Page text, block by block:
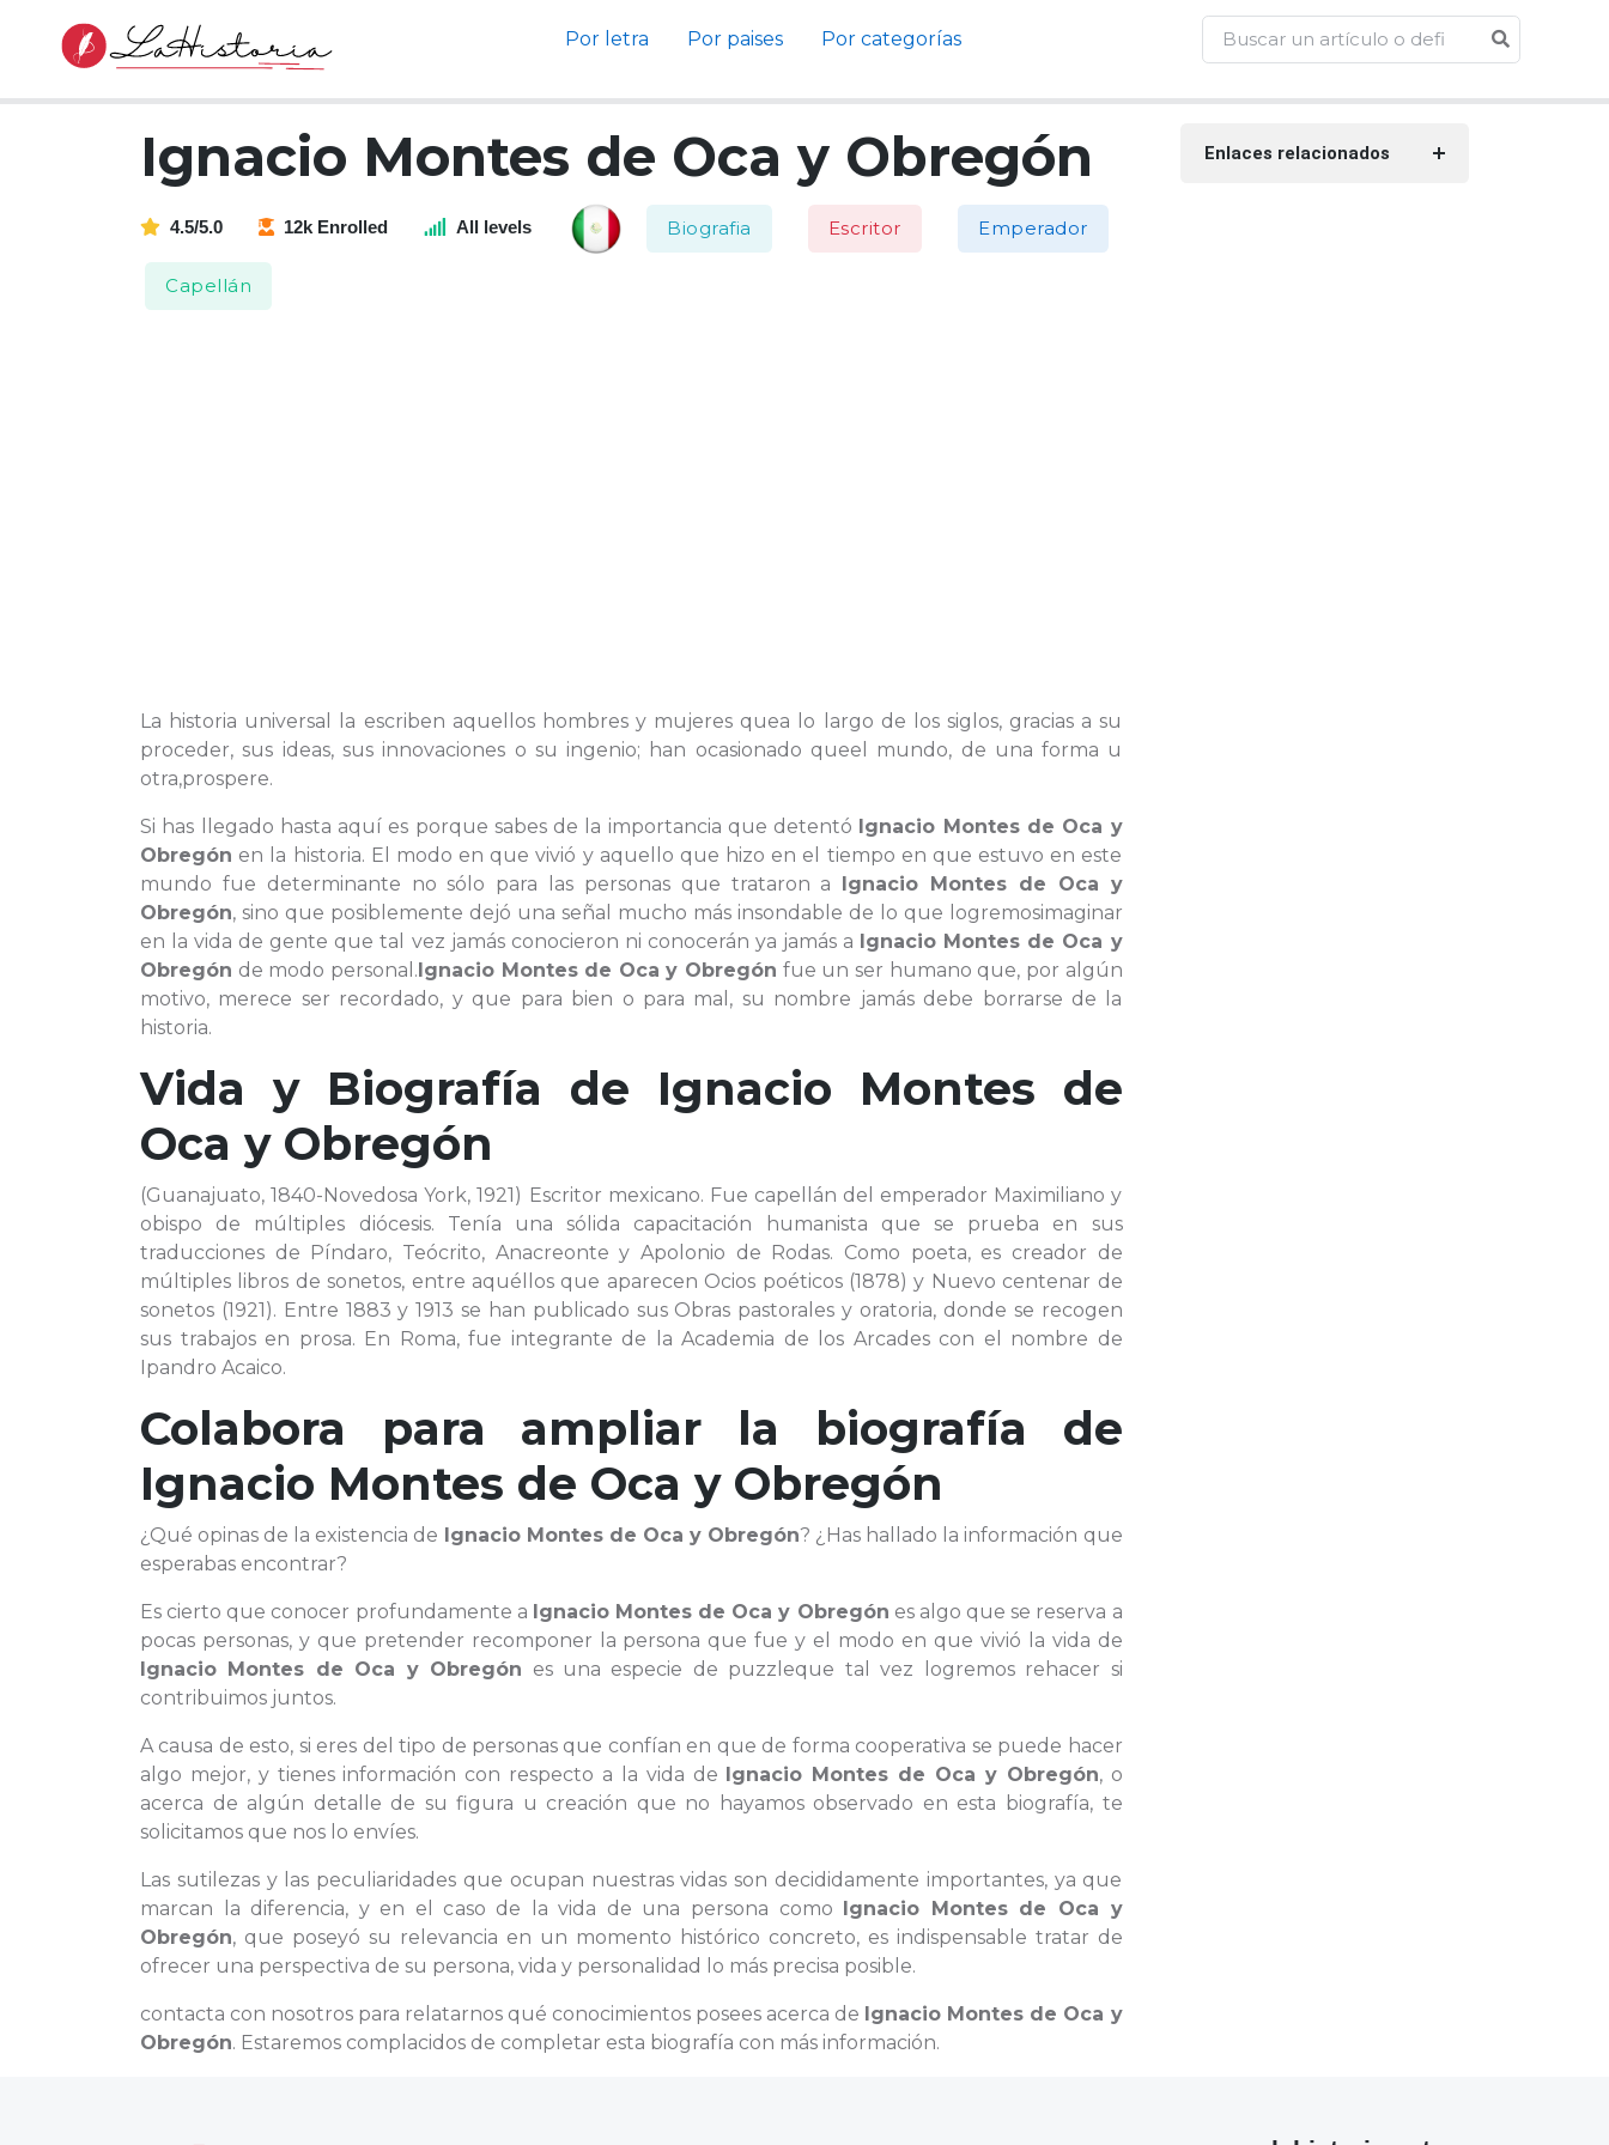
Por letra Por paises Por categorías
Ignacio Montes de Oca y Obregón
4.5/5.0 12k Enrolled All levels Biografia Escritor Emperador
Capellán
La historia universal la escriben aquellos hombres y mujeres quea lo largo de los siglos, gracias a su
proceder, sus ideas, sus innovaciones o su ingenio; han ocasionado queel mundo, de una forma u
otra,prospere.
Si has llegado hasta aquí es porque sabes de la importancia que detentó Ignacio Montes de Oca y
Obregón en la historia. El modo en que vivió y aquello que hizo en el tiempo en que estuvo en este
mundo fue determinante no sólo para las personas que trataron a Ignacio Montes de Oca y
Obregón, sino que posiblemente dejó una señal mucho más insondable de lo que logremosimaginar
en la vida de gente que tal vez jamás conocieron ni conocerán ya jamás a Ignacio Montes de Oca y
Obregón de modo personal.Ignacio Montes de Oca y Obregón fue un ser humano que, por algún
motivo, merece ser recordado, y que para bien o para mal, su nombre jamás debe borrarse de la
historia.
Vida y Biografía de Ignacio Montes de
Oca y Obregón
(Guanajuato, 1840-Novedosa York, 1921) Escritor mexicano. Fue capellán del emperador Maximiliano y
obispo de múltiples diócesis. Tenía una sólida capacitación humanista que se prueba en sus
traducciones de Píndaro, Teócrito, Anacreonte y Apolonio de Rodas. Como poeta, es creador de
múltiples libros de sonetos, entre aquéllos que aparecen Ocios poéticos (1878) y Nuevo centenar de
sonetos (1921). Entre 1883 y 1913 se han publicado sus Obras pastorales y oratoria, donde se recogen
sus trabajos en prosa. En Roma, fue integrante de la Academia de los Arcades con el nombre de
Ipandro Acaico.
Colabora para ampliar la biografía de
Ignacio Montes de Oca y Obregón
¿Qué opinas de la existencia de Ignacio Montes de Oca y Obregón? ¿Has hallado la información que
esperabas encontrar?
Es cierto que conocer profundamente a Ignacio Montes de Oca y Obregón es algo que se reserva a
pocas personas, y que pretender recomponer la persona que fue y el modo en que vivió la vida de
Ignacio Montes de Oca y Obregón es una especie de puzzleque tal vez logremos rehacer si
contribuimos juntos.
A causa de esto, si eres del tipo de personas que confían en que de forma cooperativa se puede hacer
algo mejor, y tienes información con respecto a la vida de Ignacio Montes de Oca y Obregón, o
acerca de algún detalle de su figura u creación que no hayamos observado en esta biografía, te
solicitamos que nos lo envíes.
Las sutilezas y las peculiaridades que ocupan nuestras vidas son decididamente importantes, ya que
marcan la diferencia, y en el caso de la vida de una persona como Ignacio Montes de Oca y
Obregón, que poseyó su relevancia en un momento histórico concreto, es indispensable tratar de
ofrecer una perspectiva de su persona, vida y personalidad lo más precisa posible.
contacta con nosotros para relatarnos qué conocimientos posees acerca de Ignacio Montes de Oca y
Obregón. Estaremos complacidos de completar esta biografía con más información.
Enlaces relacionados